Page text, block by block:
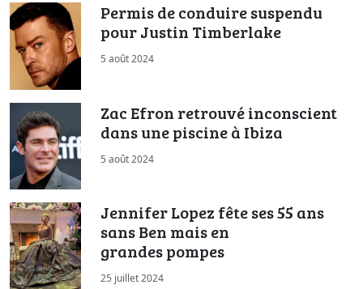
Permis de conduire suspendu
pour Justin Timberlake
5 août 2024
Zac Efron retrouvé inconscient
dans une piscine à Ibiza
5 août 2024
Jennifer Lopez fête ses 55 ans
sans Ben mais en
grandes pompes
25 juillet 2024